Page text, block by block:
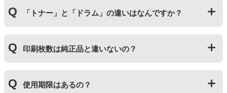
ッジを国内で1本づつ丁寧に製造しているため、比較的
不具合の起きにくい商品です。
「互換トナー」は純正品を模して製造された大量生産さ
れた商品のため、お求めやすい価格になっております。
「トナー」と「ドラム」の違いはなんですか？
ートリッジのことです。「ドラム(感光体ユニット)」は
トナーを用紙に写すためのもので、トナーカートリッジ
の器にあたる部分になります。
トナーとドラムはそれぞれ印字できる枚数が異なってい
印刷枚数は純正品と違いないの？
一部型番は、純正品より多く印刷が可能なエコッテオリ
使用期限はあるの？